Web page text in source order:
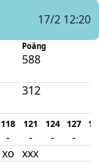
17/2 12:20
Poäng
588
312
118 121 124 127
- - - -
xo xxx